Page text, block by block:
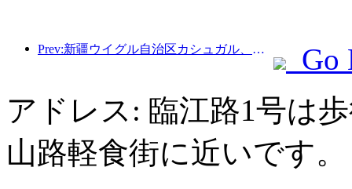
Prev:新疆ウイグル自治区カシュガル、民族間交流の促進に向けた観光振興イベントを開催
Go
アドレス: 臨江路1号は
山路軽食街に近いです。